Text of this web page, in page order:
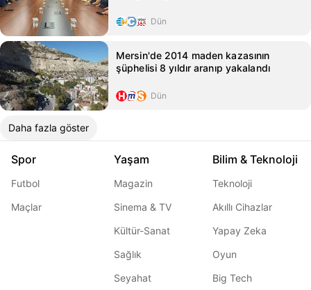
Dün
Mersin'de 2014 maden kazasının
şüphelisi 8 yıldır aranıp yakalandı
Dün
Daha fazla göster
Spor
Futbol
Maçlar
Yaşam
Magazin
Sinema & TV
Kültür-Sanat
Sağlık
Seyahat
Bilim & Teknoloji
Teknoloji
Akıllı Cihazlar
Yapay Zeka
Oyun
Big Tech